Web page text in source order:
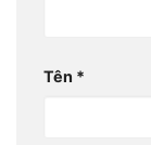
Tên *